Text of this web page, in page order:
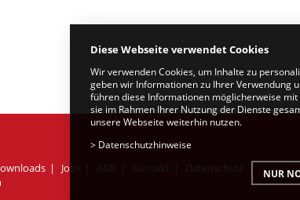
Jobs
Diese Webseite verwendet Cookies
Wir verwenden Cookies, um Inhalte zu
geben wir Informationen zu Ihrer Verwendung
führen diese Informationen möglicherweise
sie im Rahmen Ihrer Nutzung der Dienste
unsere Webseite weiterhin nutzen.
> Datenschutzhinweise
NUR